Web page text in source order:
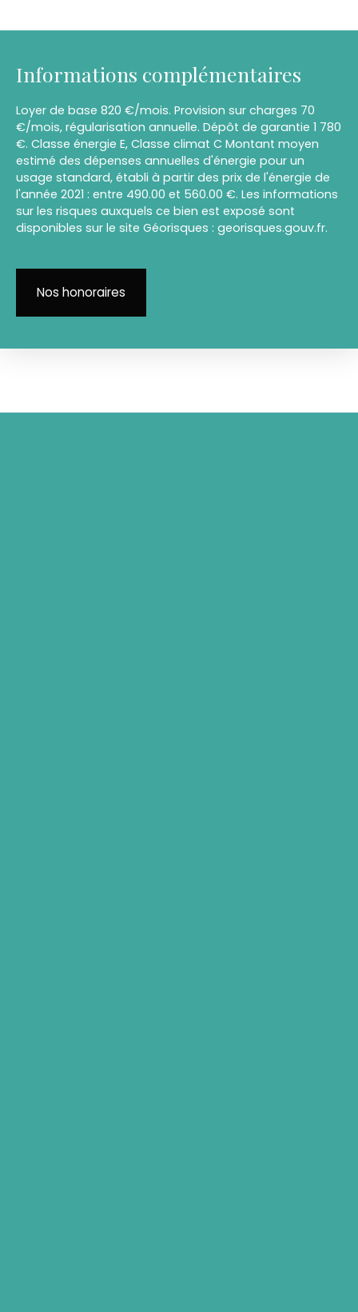
Informations complémentaires
Loyer de base 820 €/mois. Provision sur charges 70
€/mois, régularisation annuelle. Dépôt de garantie 1 780
€. Classe énergie E, Classe climat C Montant moyen
estimé des dépenses annuelles d'énergie pour un
usage standard, établi à partir des prix de l'énergie de
l'année 2021 : entre 490.00 et 560.00 €. Les informations
sur les risques auxquels ce bien est exposé sont
disponibles sur le site Géorisques : georisques.gouv.fr.
Nos honoraires